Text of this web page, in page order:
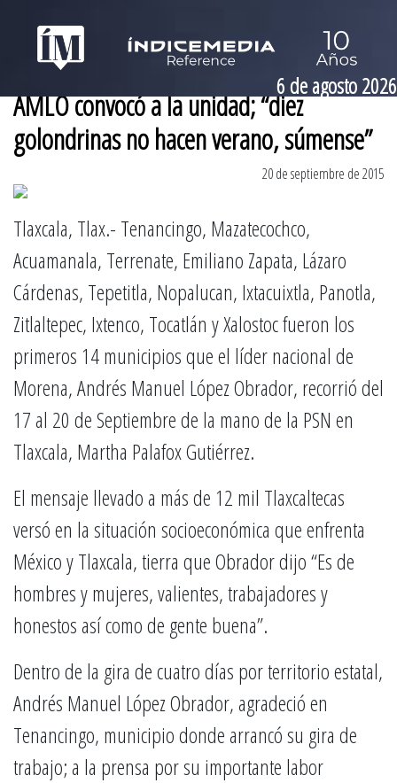
6 de agosto 2026
AMLO convocó a la unidad; “diez
golondrinas no hacen verano, súmense”
20 de septiembre de 2015
Tlaxcala, Tlax.- Tenancingo, Mazatecochco,
Acuamanala, Terrenate, Emiliano Zapata, Lázaro
Cárdenas, Tepetitla, Nopalucan, Ixtacuixtla, Panotla,
Zitlaltepec, Ixtenco, Tocatlán y Xalostoc fueron los
primeros 14 municipios que el líder nacional de
Morena, Andrés Manuel López Obrador, recorrió del
17 al 20 de Septiembre de la mano de la PSN en
Tlaxcala, Martha Palafox Gutiérrez.
El mensaje llevado a más de 12 mil Tlaxcaltecas
versó en la situación socioeconómica que enfrenta
México y Tlaxcala, tierra que Obrador dijo “Es de
hombres y mujeres, valientes, trabajadores y
honestos así como de gente buena”.
Dentro de la gira de cuatro días por territorio estatal,
Andrés Manuel López Obrador, agradeció en
Tenancingo, municipio donde arrancó su gira de
trabajo; a la prensa por su importante labor